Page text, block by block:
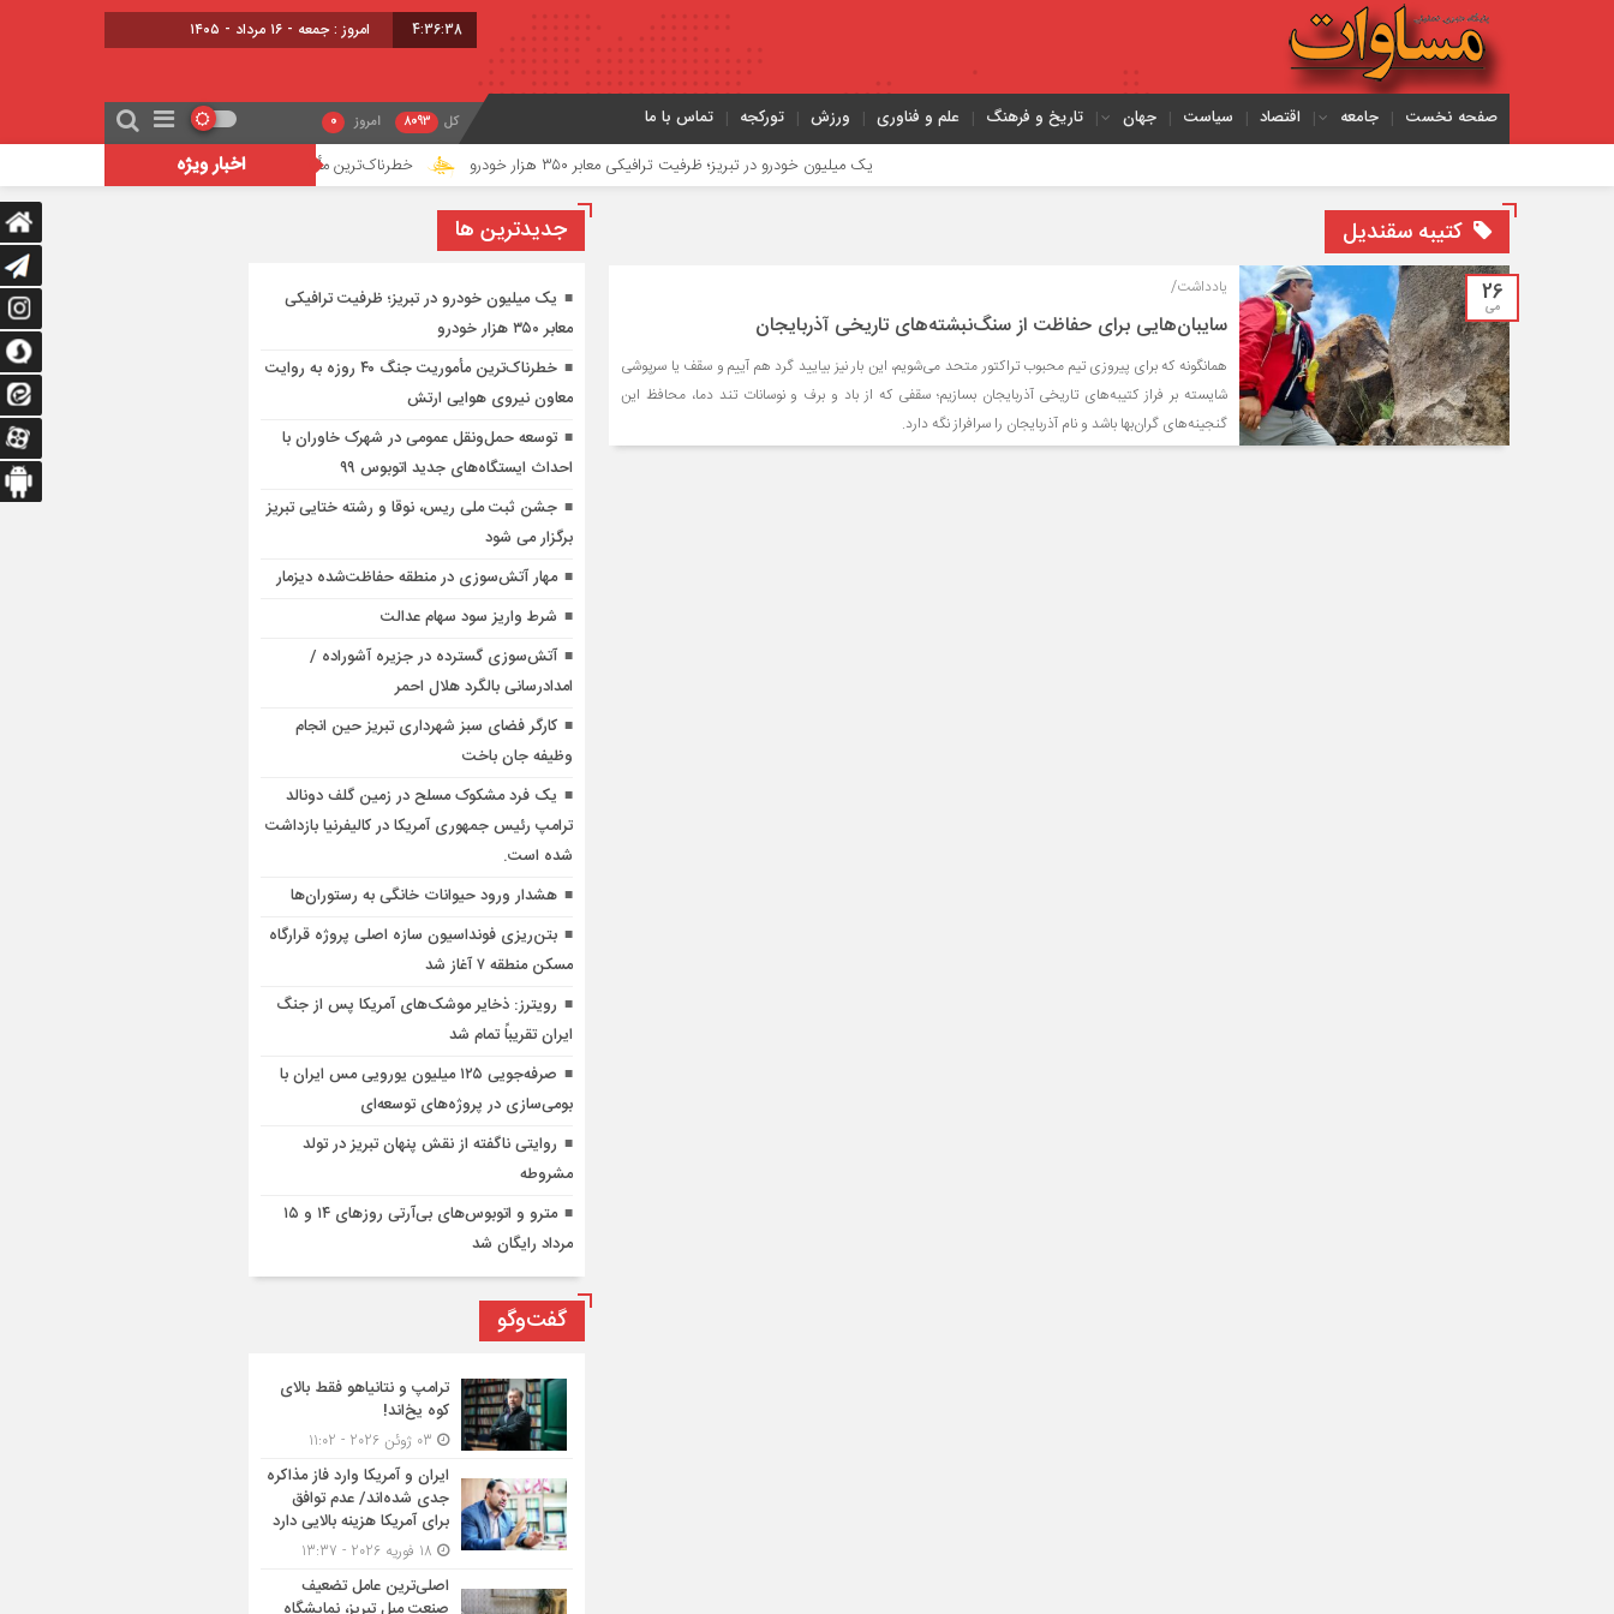
4:36:39 امروز : جمعه - ۱۶ مرداد - ۱۴۰۵
صفحه نخست جامعه اقتصاد سیاست جهان تاریخ و فرهنگ علم و فناوری ورزش تورکجه تماس با ما کل 8093 امروز 0
اخبار ویژه یک میلیون خودرو در تبریز؛ ظرفیت ترافیکی معابر ۳۵۰ هزار خودرو خطرناک‌ترین مأموریت جنگ ۴۰ روزه به روایت معاون نیروی هوایی ارتش
کتیبه سقندیل
26
می
یادداشت/
سایبان‌هایی برای حفاظت از سنگ‌نبشته‌های تاریخی آذربایجان
همانگونه که برای پیروزی تیم محبوب تراکتور متحد می‌شویم، این بار نیز بیایید گرد هم آییم و سقف یا سرپوشی
شایسته بر فراز کتیبه‌های تاریخی آذربایجان بسازیم؛ سقفی که از باد و برف و نوسانات تند دما، محافظ این
گنجینه‌های گران‌بها باشد و نام آذربایجان را سرافراز نگه دارد.
جديدترين ها
یک میلیون خودرو در تبریز؛ ظرفیت ترافیکی
معابر ۳۵۰ هزار خودرو
خطرناک‌ترین مأموریت جنگ ۴۰ روزه به روایت
معاون نیروی هوایی ارتش
توسعه حمل‌ونقل عمومی در شهرک خاوران با
احداث ایستگاه‌های جدید اتوبوس ۹۹
جشن ثبت ملی ریس، نوقا و رشته ختایی تبریز
برگزار می شود
مهار آتش‌سوزی در منطقه حفاظت‌شده دیزمار
شرط واریز سود سهام عدالت
آتش‌سوزی گسترده در جزیره آشوراده /
امدادرسانی بالگرد هلال احمر
کارگر فضای سبز شهرداری تبریز حین انجام
وظیفه جان باخت
یک فرد مشکوک مسلح در زمین گلف دونالد
ترامپ رئیس جمهوری آمریکا در کالیفرنیا بازداشت
شده است.
هشدار ورود حیوانات خانگی به رستوران‌ها
بتن‌ریزی فونداسیون سازه اصلی پروژه قرارگاه
مسکن منطقه ۷ آغاز شد
رویترز: ذخایر موشک‌های آمریکا پس از جنگ
ایران تقریباً تمام شد
صرفه‌جویی ۱۲۵ میلیون یورویی مس ایران با
بومی‌سازی در پروژه‌های توسعه‌ای
روایتی ناگفته از نقش پنهان تبریز در تولد
مشروطه
مترو و اتوبوس‌های بی‌آرتی روزهای ۱۴ و ۱۵
مرداد رایگان شد
گفت‌وگو
ترامپ و نتانیاهو فقط بالای
کوه یخ‌اند!
ایران و آمریکا وارد فاز مذاکره
جدی شده‌اند/ عدم توافق
برای آمریکا هزینه بالایی دارد
اصلی‌ترین عامل تضعیف